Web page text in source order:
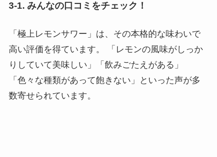
3-1. みんなの口コミをチェック！
「極上レモンサワー」は、その本格的な味わいで
高い評価を得ています。 「レモンの風味がしっか
りしていて美味しい」「飲みごたえがある」
「色々な種類があって飽きない」といった声が多
数寄せられています。